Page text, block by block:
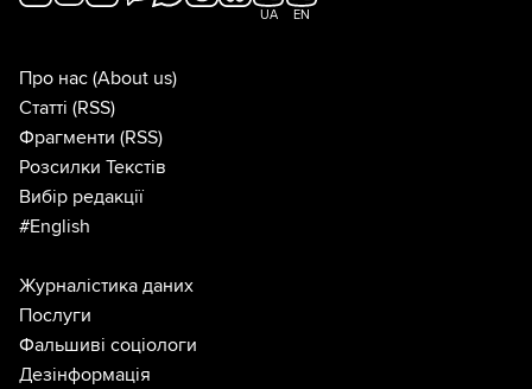
UA EN
Про нас (About us)
Статті (RSS)
Фрагменти (RSS)
Розсилки Текстів
Вибір редакції
#English
Журналістика даних
Послуги
Фальшиві соціологи
Дезінформація